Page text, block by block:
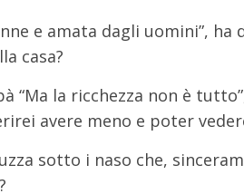
e amata dagli uomini”, ha
casa?
“Ma la ricchezza non è
avere meno e poter
sotto i naso che,